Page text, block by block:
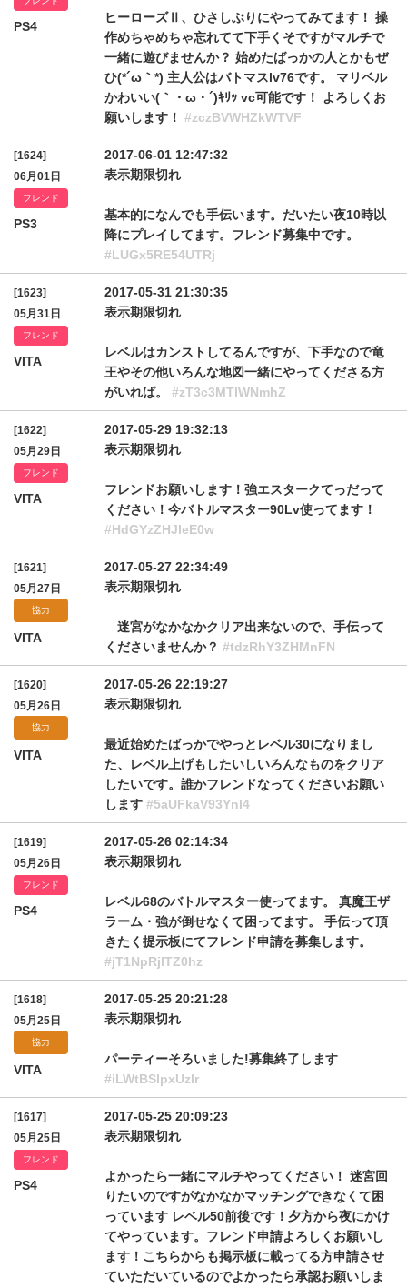
PS4
ヒーローズⅡ、ひさしぶりにやってみてます！ 操
作めちゃめちゃ忘れてて下手くそですがマルチで
一緒に遊びませんか？ 始めたばっかの人とかもぜ
ひ(*´ω｀*) 主人公はバトマスlv76です。 マリベル
かわいい(｀・ω・´)ｷﾘｯ vc可能です！ よろしくお
願いします！ #zczBVWHZkWTVF
[1624]
06月01日
フレンド
PS3
2017-06-01 12:47:32
表示期限切れ
基本的になんでも手伝います。だいたい夜10時以
降にプレイしてます。フレンド募集中です。
#LUGx5RE54UTRj
[1623]
05月31日
フレンド
VITA
2017-05-31 21:30:35
表示期限切れ
レベルはカンストしてるんですが、下手なので竜
王やその他いろんな地図一緒にやってくださる方
がいれば。 #zT3c3MTlWNmhZ
[1622]
05月29日
フレンド
VITA
2017-05-29 19:32:13
表示期限切れ
フレンドお願いします！強エスタークてっだって
ください！今バトルマスター90Lv使ってます！
#HdGYzZHJleE0w
[1621]
05月27日
協力
VITA
2017-05-27 22:34:49
表示期限切れ
迷宮がなかなかクリア出来ないので、手伝って
くださいませんか？ #tdzRhY3ZHMnFN
[1620]
05月26日
協力
VITA
2017-05-26 22:19:27
表示期限切れ
最近始めたばっかでやっとレベル30になりまし
た、レベル上げもしたいしいろんなものをクリア
したいです。誰かフレンドなってくださいお願い
します #5aUFkaV93YnI4
[1619]
05月26日
フレンド
PS4
2017-05-26 02:14:34
表示期限切れ
レベル68のバトルマスター使ってます。 真魔王ザ
ラーム・強が倒せなくて困ってます。 手伝って頂
きたく提示板にてフレンド申請を募集します。
#jT1NpRjlTZ0hz
[1618]
05月25日
協力
VITA
2017-05-25 20:21:28
表示期限切れ
パーティーそろいました!募集終了します
#iLWtBSlpxUzlr
[1617]
05月25日
フレンド
PS4
2017-05-25 20:09:23
表示期限切れ
よかったら一緒にマルチやってください！ 迷宮回
りたいのですがなかなかマッチングできなくて困
っています レベル50前後です！夕方から夜にかけ
てやっています。フレンド申請よろしくお願いし
ます！こちらからも掲示板に載ってる方申請させ
ていただいているのでよかったら承認お願いしま